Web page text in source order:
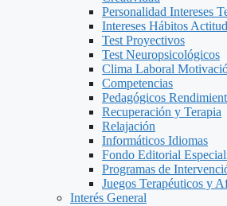
Personalidad Intereses
Intereses Hábitos
Test Proyectivos
Test Neuropsicológicos
Clima Laboral
Competencias
Pedagógicos
Recuperación y Terapia
Relajación
Informáticos Idiomas
Fondo Editorial
Programas de
Juegos Terapéuticos y
Interés General